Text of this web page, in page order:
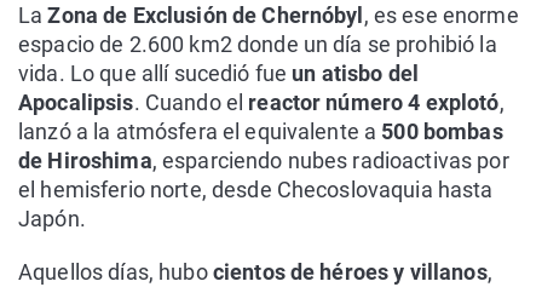
LaZona de Exclusión de Chernóbyl , es ese enorme
espacio de 2.600 km2 donde un día se prohibió la
vida. Lo que allí sucedió fue un atisbo del
Apocalipsis. Cuando el reactor número 4 explotó,
lanzó a la atmósfera el equivalente a 500 bombas
de Hiroshima, esparciendo nubes radioactivas por
el hemisferio norte, desde Checoslovaquia hasta
Japón.
Aquellos días, hubocientos de héroes y villanos,